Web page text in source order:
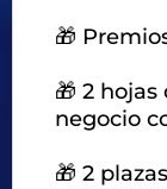
🎁
🎁 2
negocio
🎁 2